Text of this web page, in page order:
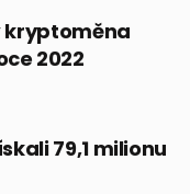
kryptoměna
2022
79,1 milionu